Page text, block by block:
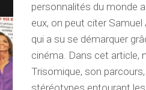
personnalités du monde
eux, on peut citer
qui a su se démarquer
cinéma. Dans cet article,
Trisomique, son
stéréotypes entourant